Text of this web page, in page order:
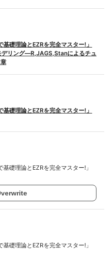
基礎理論とEZRを完全マスター!」
リング―R,JAGS,Stanによるチュ
基礎理論とEZRを完全マスター!」
基礎理論とEZRを完全マスター!」
基礎理論とEZRを完全マスター!」